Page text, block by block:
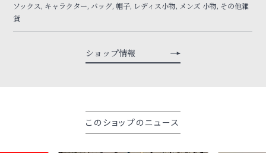
ソックス, キャラクター, バッグ, 帽子, レディス小物, メンズ 小物, その他雑
貨
ショップ情報
このショップのニュース